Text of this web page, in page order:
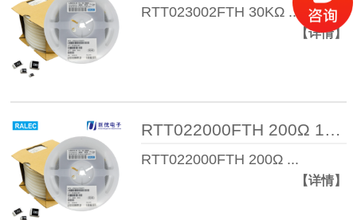
RTT023002FTH 30KΩ ...
【详情】
RTT022000FTH 200Ω 1% 1/16W 040 ...
RTT022000FTH 200Ω ...
【详情】